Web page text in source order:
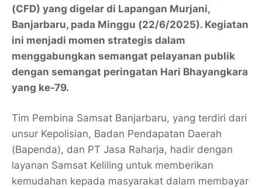
(CFD) yang digelar di Lapangan Murjani,
Banjarbaru, pada Minggu (22/6/2025). Kegiatan
ini menjadi momen strategis dalam
menggabungkan semangat pelayanan publik
dengan semangat peringatan Hari Bhayangkara
yang ke-79.
Tim Pembina Samsat Banjarbaru, yang terdiri dari
unsur Kepolisian, Badan Pendapatan Daerah
(Bapenda), dan PT Jasa Raharja, hadir dengan
layanan Samsat Keliling untuk memberikan
kemudahan kepada masyarakat dalam membayar